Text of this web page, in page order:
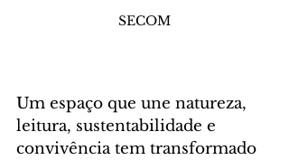
SECOM
Um espaço que une natureza,
leitura, sustentabilidade e
convivência tem transformado